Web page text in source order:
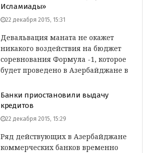
Исламиады»
22 декабря 2015, 15:31
Девальвация маната не окажет
никакого воздействия на бюджет
соревнования Формула -1, которое
будет проведено в Азербайджане в
Банки приостановили выдачу
кредитов
22 декабря 2015, 15:29
Ряд действующих в Азербайджане
коммерческих банков временно